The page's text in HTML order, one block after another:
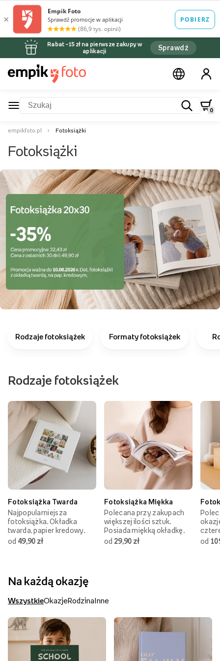
Rabat –15 zł na pierwsze zakupy w
aplikacji
Sprawdź
0
empikfoto.pl Fotoksiążki
Fotoksiążki
Rodzaje fotoksiążek Formaty fotoksiążek
Rodzaje fotoksiążek
Fotoksiążka Twarda
Najpopularniejsza
fotoksiążka. Okładka
twarda, papier kredowy.
od 49,90 zł
Fotoksiążka Miękka
Polecana przy zakupach
większej ilości sztuk.
Posiada miękką okładkę.
od 29,90 zł
od
Na każdą okazję
WszystkieOkazjeRodzinaInne